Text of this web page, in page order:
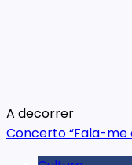
A decorrer
Concerto “Fala-me